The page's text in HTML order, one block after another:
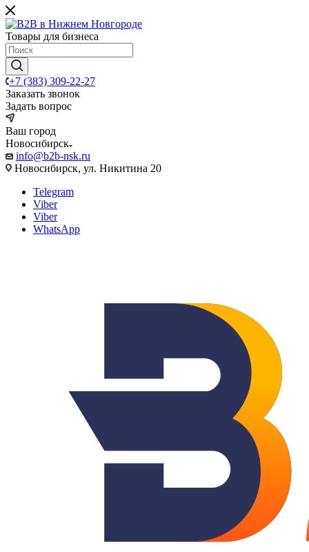
Товары для бизнеса
+7 (383) 309-22-27
Заказать звонок
Задать вопрос
Ваш город
Новосибирск
info@b2b-nsk.ru
Новосибирск, ул. Никитина 20
Telegram
Viber
Viber
WhatsApp